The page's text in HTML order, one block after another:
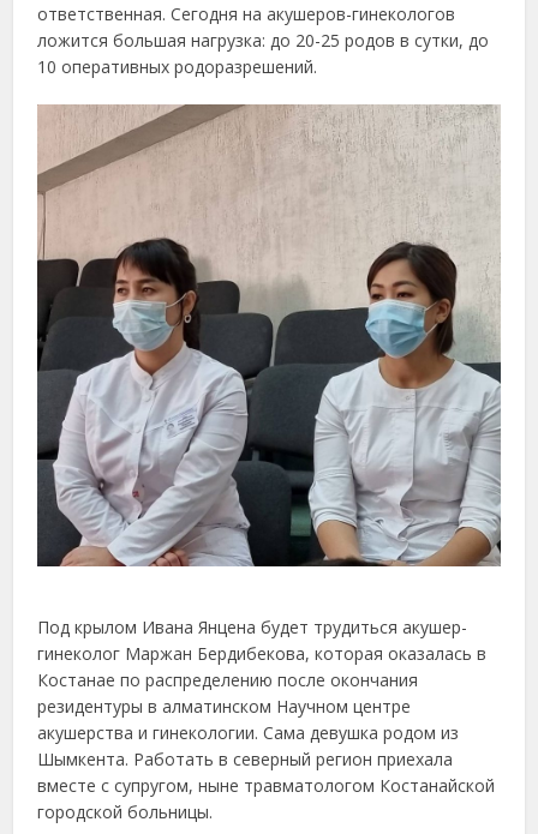
ответственная. Сегодня на акушеров-гинекологов
ложится большая нагрузка: до 20-25 родов в сутки, до
10 оперативных родоразрешений.
Под крылом Ивана Янцена будет трудиться акушер-
гинеколог Маржан Бердибекова, которая оказалась в
Костанае по распределению после окончания
резидентуры в алматинском Научном центре
акушерства и гинекологии. Сама девушка родом из
Шымкента. Работать в северный регион приехала
вместе с супругом, ныне травматологом Костанайской
городской больницы.